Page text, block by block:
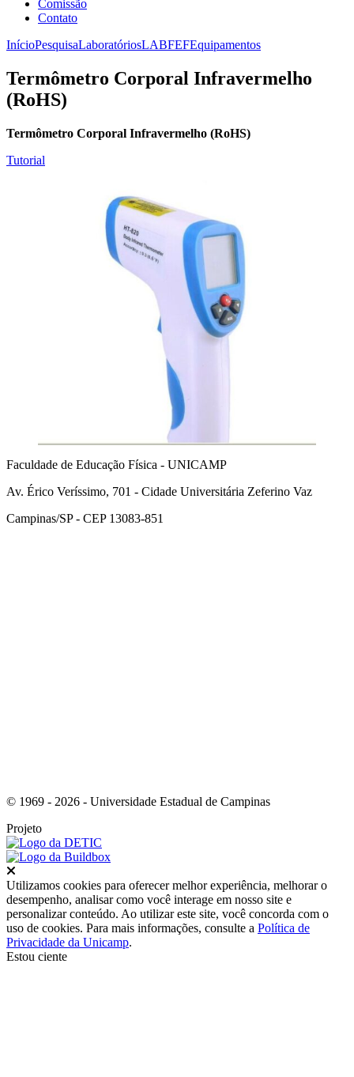
Comissão
Contato
InícioPesquisaLaboratóriosLABFEFEquipamentos
Termômetro Corporal Infravermelho
(RoHS)
Termômetro Corporal Infravermelho (RoHS)
Tutorial
Faculdade de Educação Física - UNICAMP
Av. Érico Veríssimo, 701 - Cidade Universitária Zeferino Vaz
Campinas/SP - CEP 13083-851
© 1969 - 2026 - Universidade Estadual de Campinas
Projeto
Utilizamos cookies para oferecer melhor experiência, melhorar o
desempenho, analisar como você interage em nosso site e
personalizar conteúdo. Ao utilizar este site, você concorda com o
uso de cookies. Para mais informações, consulte a Política de
Privacidade da Unicamp.
Estou ciente